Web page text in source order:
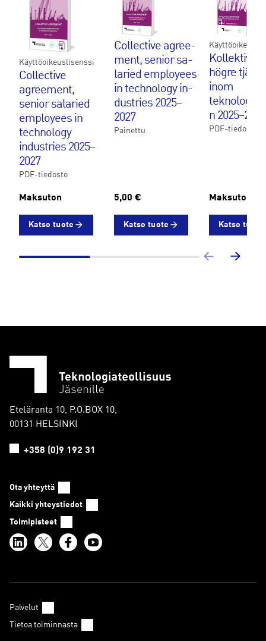
Käyttöoikeuslisenssi
Collective
agreement,
senior salaried
employees in
technology
industries 2025–
2027
PDF-tiedosto
Maksuton
Katso tuote
Col­lec­ti­ve agree­
ment, se­nior sa­
la­ried emplo­yees
in tech­no­lo­gy in­
dustries 2025–
2027
Painettu
5,00 €
Katso tuote
högre
inom
n 2025–2027
PDF-tiedosto
Maksuton
Katso tuote
Eteläranta 10, P.O.BOX 10,
00131 HELSINKI
+358 (0)9 192 31
Ota yhteyttä
Kaikki yhteystiedot
Toimipisteet
Palvelut
Tietoa toiminnasta